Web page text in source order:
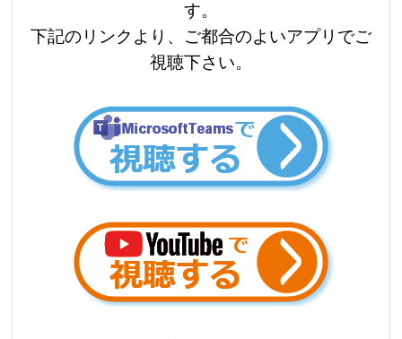
す。
下記のリンクより、ご都合のよいアプリでご
視聴下さい。